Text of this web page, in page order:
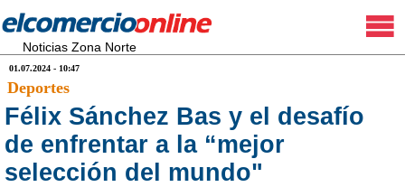
Noticias Zona Norte
01.07.2024 - 10:47
Deportes
Félix Sánchez Bas y el desafío
de enfrentar a la “mejor
selección del mundo"